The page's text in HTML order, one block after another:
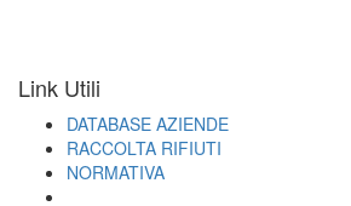
Link Utili
DATABASE AZIENDE
RACCOLTA RIFIUTI
NORMATIVA